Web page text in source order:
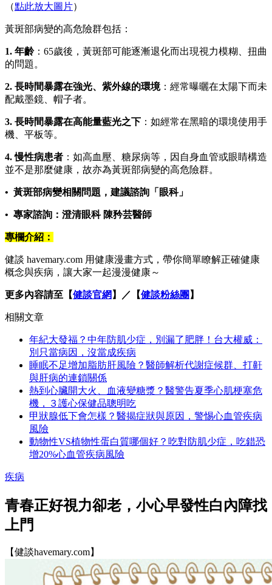
（點此放大圖片）
黃斑部病變的高危險群包括：
1. 年齡：65歲後，黃斑部可能逐漸退化而出現視力模糊、扭曲
的問題。
2. 長時間暴露在強光、紫外線的環境：經常曝曬在太陽下而未
配戴墨鏡、帽子者。
3. 長時間暴露在高能量藍光之下 ：如經常在黑暗的環境使用手
機、平板等。
4. 慢性病患者 ：如高血壓、糖尿病等，因自身血管或眼睛構造
並不是那麼健康，故亦為黃斑部病變的高危險群。
• 黃斑部病變相關問題，建議諮詢「眼科」
• 專家諮詢：澄清眼科 陳矜芸醫師
專欄介紹：
健談 havemary.com 用健康漫畫方式，帶你簡單瞭解正確健康
概念與疾病，讓大家一起漫漫健康～
更多內容請至【健談官網 】／【健談粉絲團 】
相關文章
年紀大發福？中年防肌少症，別漏了肥胖！台大權威：
別只當病因，沒當成疾病
睡眠不足增加脂肪肝風險？醫師解析代謝症候群、打鼾
與肝病的連鎖關係
熱到心臟開大火、血液變糖漿？醫警告夏季心肌梗塞危
機，３護心保健品聰明吃
甲狀腺低下會怎樣？醫揭症狀與原因，警惕心血管疾病
風險
動物性VS植物性蛋白質哪個好？吃對防肌少症，吃錯恐
增20%心血管疾病風險
疾病
青春正好視力卻老，小心早發性白內障找
上門
【健談havemary.com】